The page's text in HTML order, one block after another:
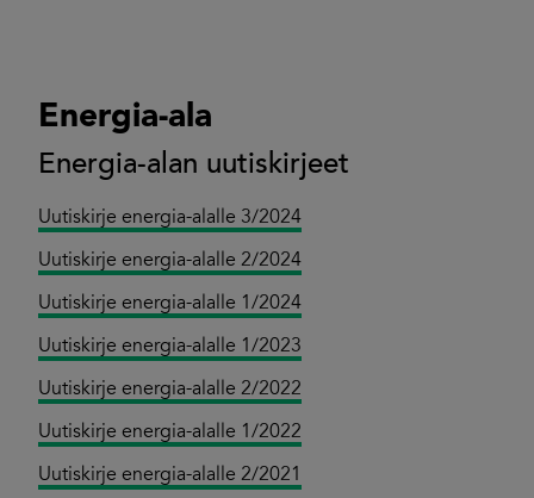
Energia-ala
Energia-alan uutiskirjeet
Uutiskirje energia-alalle 3/2024
Uutiskirje energia-alalle 2/2024
Uutiskirje energia-alalle 1/2024
Uutiskirje energia-alalle 1/2023
Uutiskirje energia-alalle 2/2022
Uutiskirje energia-alalle 1/2022
Uutiskirje energia-alalle 2/2021